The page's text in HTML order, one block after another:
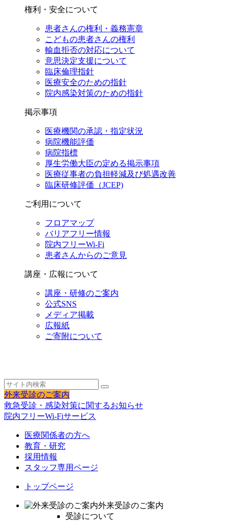
権利・安全について
患者さんの権利・義務憲章
こどもの患者さんの権利
輸血拒否の対応について
意思決定支援について
臨床倫理指針
医療安全のための指針
院内感染対策のための指針
掲示事項
医療機関の承認・指定状況
病院機能評価
病院指標
厚生労働大臣の定める掲示事項
医療従事者の負担軽減及び処遇改善
臨床研修評価（JCEP)
ご利用について
フロアマップ
バリアフリー情報
院内フリーWi-Fi
患者さんからのご意見
講座・広報について
講座・研修のご案内
公式SNS
メディア掲載
広報紙
ご寄附について
外来受診のご案内
救急受診・感染対策に関するお知らせ
院内フリーWi-Fiサービス
医療関係者の方へ
教育・研究
採用情報
スタッフ専用ページ
トップページ
外来受診のご案内
受診について